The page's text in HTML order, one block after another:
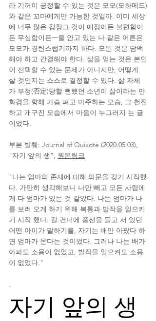
라 기꺼이 긍정할 수 있는 것은 모모(모하메드)
와 같은 꼬마에게만 가능한 것일까. 이미 세상
에 너무 많은 감정그 것이 애정이든 불편함이
든 무심함이든ᅳ을 안고 있는 나 같은 어른은
모모가 경탄스럽기까지 하다. 모든 것은 담백
해야 하고 간결해야 한다. 삶을 얻는 것은 본인
이 선택할 수 있는 문제가 아니지만, 어떻게
살 것인지는 스스로 결정할 수 있다. 삶 자체
가 부정(否定)당할 뻔했던 소년이 삶이라는 만
화경을 향해 가슴 펴고 마주하는 모습, 그 천진
하고 개구진 모습에서 마음이 누그러지 는 글
이었다.
부분 발췌: Journal of Quixote (2020.05.03),
"자기 앞의 생", 원본링크
"나는 엄마의 존재에 대해 의문을 갖기 시작했
다. 가만히 생각해보니 나만 빼고 모든 사람에
게 다 엄마가 있는 것 같았다. 나는 엄마가 나
를 보러 오게 하기 위해 복통과 발작을 일으키
기 시작 했다. 길 건너에 풍선을 들고 서 있던
어떤 아이가 말하기를, 자기는 배만 아팠다 하
면 엄마가 온다는 것이었다. 그러나 나는 배가
아파도 소용이 없었고, 발작을 일으켜도 소용
이 없었다."
-
자기 앞의 생